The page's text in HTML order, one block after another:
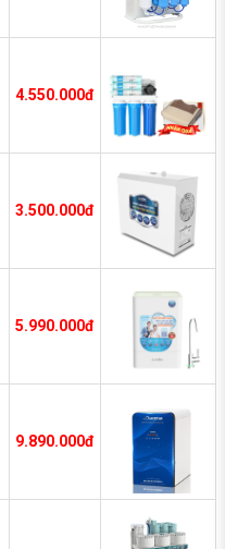
4.550.000đ
3.500.000đ
5.990.000đ
9.890.000đ